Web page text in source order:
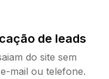
de leads
do site sem
mail ou telefone.